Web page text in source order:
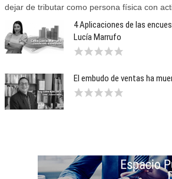
dejar de tributar como persona física con
4 Aplicaciones de las
Lucía Marrufo
El embudo de ventas ha